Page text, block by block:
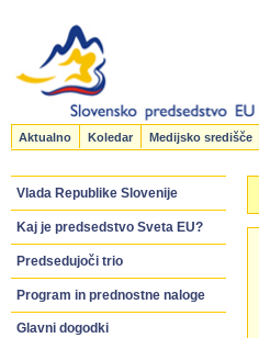
Aktualno Koledar Medijsko središče
Vlada Republike Slovenije
Kaj je predsedstvo Sveta EU?
Predsedujoči trio
Program in prednostne naloge
Glavni dogodki